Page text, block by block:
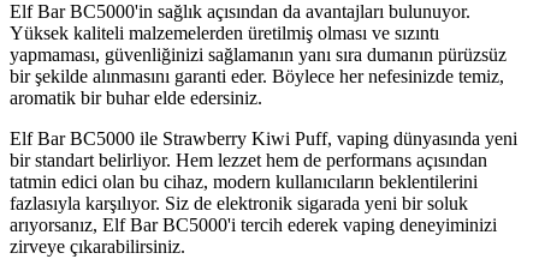
Elf Bar BC5000'in sağlık açısından da avantajları bulunuyor.
Yüksek kaliteli malzemelerden üretilmiş olması ve sızıntı
yapmaması, güvenliğinizi sağlamanın yanı sıra dumanın pürüzsüz
bir şekilde alınmasını garanti eder. Böylece her nefesinizde temiz,
aromatik bir buhar elde edersiniz.
Elf Bar BC5000 ile Strawberry Kiwi Puff, vaping dünyasında yeni
bir standart belirliyor. Hem lezzet hem de performans açısından
tatmin edici olan bu cihaz, modern kullanıcıların beklentilerini
fazlasıyla karşılıyor. Siz de elektronik sigarada yeni bir soluk
arıyorsanız, Elf Bar BC5000'i tercih ederek vaping deneyiminizi
zirveye çıkarabilirsiniz.